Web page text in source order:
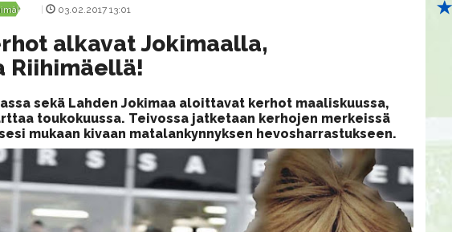
03.02.2017 13:01
alkavat Jokimaalla,
Riihimäellä!
sekä Lahden Jokimaa aloittavat kerhot maaliskuussa,
toukokuussa. Teivossa jatketaan kerhojen merkeissä
mukaan kivaan matalankynnyksen hevosharrastukseen.